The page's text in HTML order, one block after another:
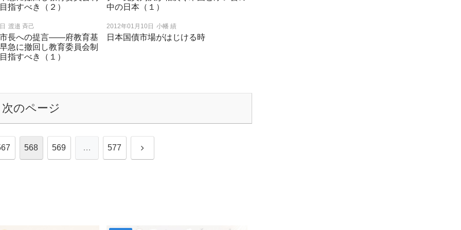
指すべき（２）
中の日本（１）
渡邉 斉己
長への提言――府教育基
急に撤回し教育委員会制
指すべき（１）
2012年01月10日 小幡 績
日本国債市場がはじける時
次のページ
568 569 … 577 次